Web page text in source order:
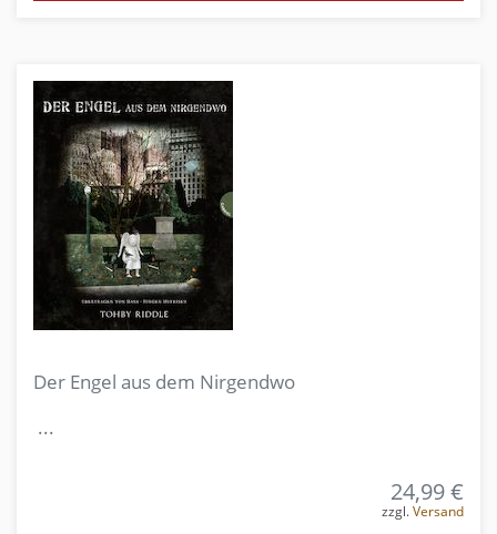
Der Engel aus dem Nirgendwo
...
24,99 €
zzgl.Versand